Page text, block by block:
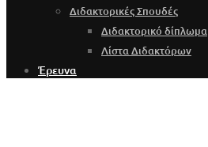
Διδακτορικές Σπουδές
Διδακτορικό δίπλωμα
Λίστα Διδακτόρων
Έρευνα